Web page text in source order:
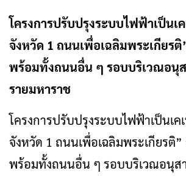
โครงการปรับปรุงระบบไฟฟ้าเป็นเ
จังหวัด 1 ถนนเพื่อเฉลิมพระเกียร
พร้อมทั้งถนนอื่น ๆ รอบบริเวณอนุ
รายมหาราช
โครงการปรับปรุงระบบไฟฟ้าเป็นเค
จังหวัด 1 ถนนเพื่อเฉลิมพระเกียรติ
พร้อมทั้งถนนอื่น ๆ รอบบริเวณอนุส